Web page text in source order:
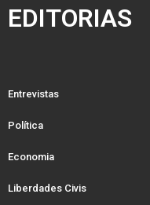
EDITORIAS
Entrevistas
Política
Economia
Liberdades Civis